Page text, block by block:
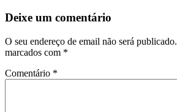
Deixe um comentário
O seu endereço de email não será publicado.
marcados com *
Comentário *